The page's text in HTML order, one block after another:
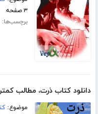
۳ صفحه
برچسب‌ها:
دانلود کتاب ذرت، مطالب
موضوع: